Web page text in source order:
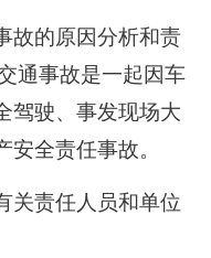
的原因分析和责
通事故是一起因车
驾驶、事发现场大
全责任事故。
责任人员和单位